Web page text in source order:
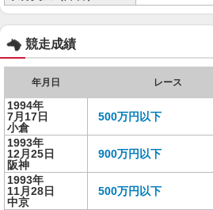
競走成績
年月日 レース
1994年
7月17日
小倉
500万円以下
1993年
12月25日
阪神
900万円以下
1993年
11月28日
中京
500万円以下